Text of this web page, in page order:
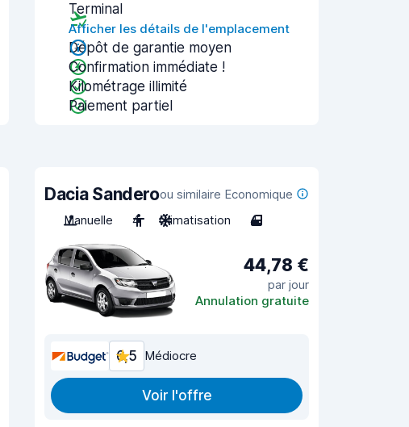
Terminal
Afficher les détails de l'emplacement
Dépôt de garantie moyen
Confirmation immédiate !
Kilométrage illimité
Paiement partiel
Dacia Sanderoou similaire Economique
Manuelle
4 Climatisation 4
44,78 €
par jour
Annulation gratuite
6,5 Médiocre
Voir l'offre